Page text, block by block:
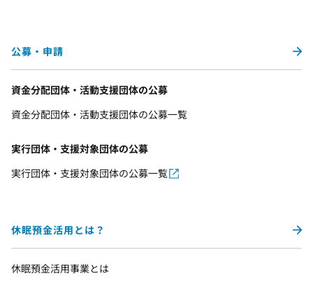
公募・申請
資金分配団体・活動支援団体の公募
資金分配団体・活動支援団体の公募一覧
実行団体・支援対象団体の公募
実行団体・支援対象団体の公募一覧
休眠預金活用とは？
休眠預金活用事業とは